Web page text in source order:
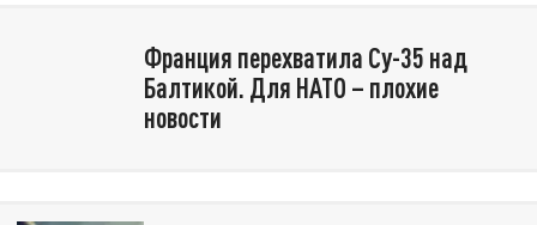
Франция перехватила Су-35 над
Балтикой. Для НАТО – плохие
новости